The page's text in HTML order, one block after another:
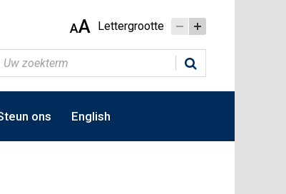
AA Lettergrootte
ons English